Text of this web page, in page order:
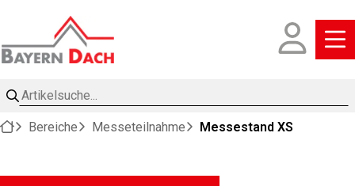
Artikelsuche
Bereiche
Messeteilnahme Messestand XS